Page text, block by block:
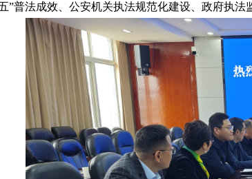
”普法成效、公安机关执法规范化建设、政府执法